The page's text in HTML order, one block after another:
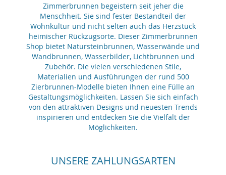
Zimmerbrunnen begeistern seit jeher die
Menschheit. Sie sind fester Bestandteil der
Wohnkultur und nicht selten auch das Herzstück
heimischer Rückzugsorte. Dieser Zimmerbrunnen
Shop bietet Natursteinbrunnen, Wasserwände und
Wandbrunnen, Wasserbilder, Lichtbrunnen und
Zubehör. Die vielen verschiedenen Stile,
Materialien und Ausführungen der rund 500
Zierbrunnen-Modelle bieten Ihnen eine Fülle an
Gestaltungsmöglichkeiten. Lassen Sie sich einfach
von den attraktiven Designs und neuesten Trends
inspirieren und entdecken Sie die Vielfalt der
Möglichkeiten.
UNSERE ZAHLUNGSARTEN